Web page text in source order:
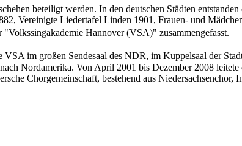
beteiligt werden. In den deutschen Städten
Vereinigte Liedertafel Linden 1901, Frauen- und
"Volkssingakademie Hannover (VSA)" zusammengefasst.
im großen Sendesaal des NDR, im Kuppelsaal der
Nordamerika. Von April 2001 bis Dezember 2008
Chorgemeinschaft, bestehend aus